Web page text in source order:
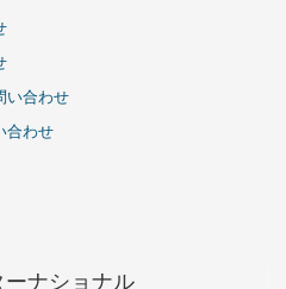
い合わせ
合わせ
ナショナル